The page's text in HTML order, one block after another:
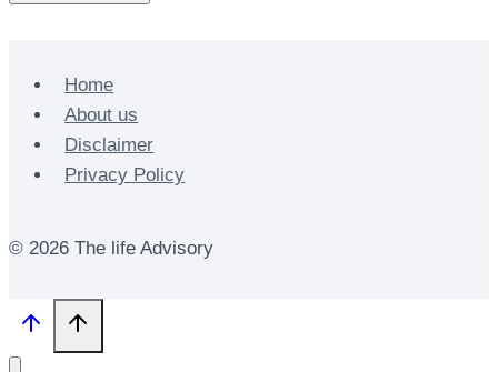
Home
About us
Disclaimer
Privacy Policy
© 2026 The life Advisory